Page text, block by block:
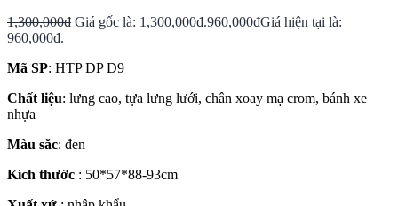
1,300,000₫ Giá gốc là: 1,300,000₫.960,000₫Giá hiện tại là:
960,000₫.
Mã SP: HTP DP D9
Chất liệu: lưng cao, tựa lưng lưới, chân xoay mạ crom, bánh xe
nhựa
Màu sắc: đen
Kích thước : 50*57*88-93cm